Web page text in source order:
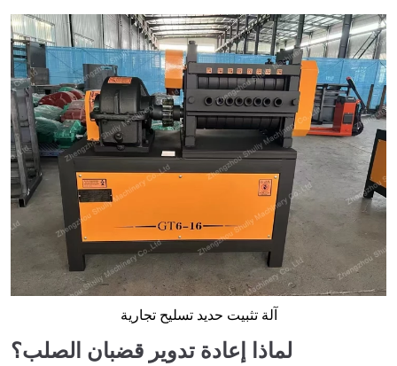
آلة تثبيت حديد تسليح تجارية
لماذا إعادة تدوير قضبان الصلب؟